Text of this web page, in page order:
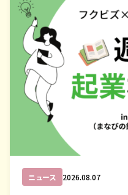
ニュース 2026.08.07